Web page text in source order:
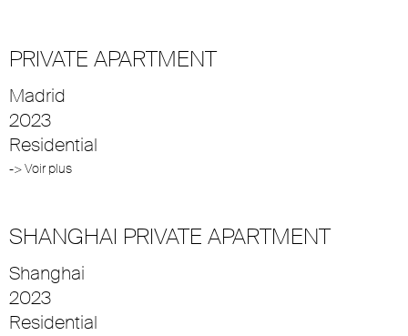
PRIVATE APARTMENT
Madrid
2023
Residential
-> Voir plus
SHANGHAI PRIVATE APARTMENT
Shanghai
2023
Residential